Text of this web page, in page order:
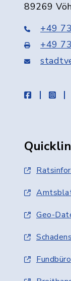
89269
+49
+49
facebook
Geo-
Fundbüro